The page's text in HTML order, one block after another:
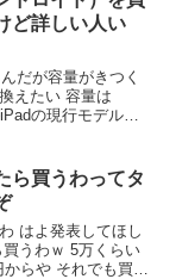
ど詳しい人い
だが容量がきつく
えたい 容量は
の現行モデルと1
ばそっちにしたい
ら買うわってタ
はよ発表してほし
うわｗ 5万くらい
らや それでも買う